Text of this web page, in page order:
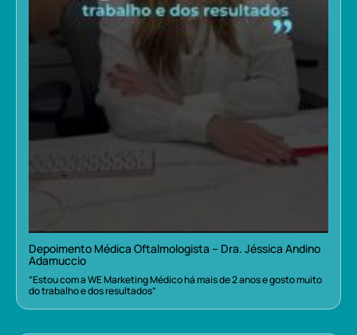
Depoimento Médica Oftalmologista – Dra. Jéssica Andino
Adamuccio
“Estou com a WE Marketing Médico há mais de 2 anos e gosto muito
do trabalho e dos resultados”